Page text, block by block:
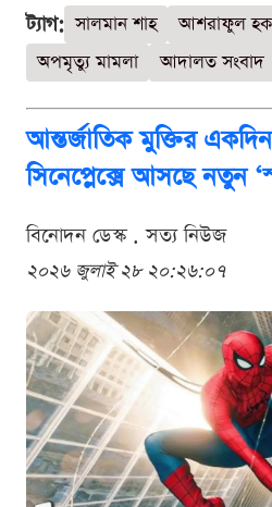
ট্যাগ: সালমান শাহ আশরাফুল
অপমৃত্যু মামলা
আদালত সংবাদ
আন্তর্জাতিক মুক্তির
সিনেপ্লেক্সে আসছে নতুন
বিনোদন ডেস্ক . সত্য নিউজ
২০২৬ জুলাই ২৮ ২০:২৬:০৭